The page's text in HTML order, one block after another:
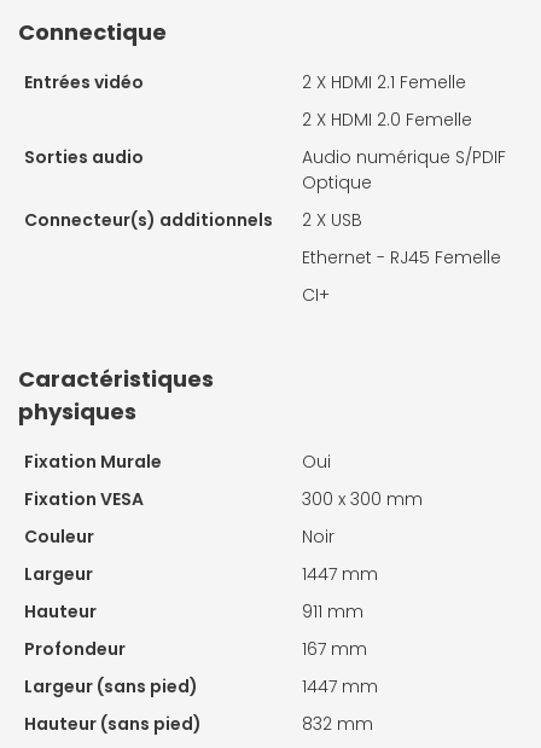
Connectique
Entrées vidéo 2 X HDMI 2.1 Femelle
2 X HDMI 2.0 Femelle
Sorties audio
Audio numérique S/PDIF
Optique
Connecteur(s) additionnels
2 X USB
Ethernet - RJ45 Femelle
CI+
Caractéristiques
physiques
Fixation Murale
Oui
Fixation VESA
300 x 300 mm
Couleur
Noir
Largeur
1447 mm
Hauteur
911 mm
Profondeur
167 mm
Largeur (sans pied)
1447 mm
Hauteur (sans pied)
832 mm